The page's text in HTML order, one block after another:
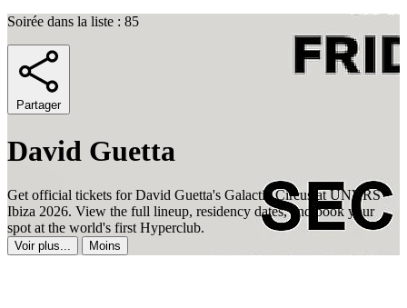
Soirée dans la liste : 85
Partager
David Guetta
Get official tickets for David Guetta's Galactic Circus at UNVRS
Ibiza 2026. View the full lineup, residency dates, and book your
spot at the world's first Hyperclub.
Voir plus... Moins